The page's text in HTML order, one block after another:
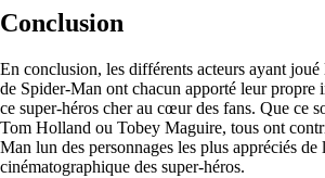
Conclusion
En conclusion, les différents acteurs ayant
de Spider-Man ont chacun apporté leur propre
ce super-héros cher au cœur des fans. Que ce
Tom Holland ou Tobey Maguire, tous ont
Man lun des personnages les plus appréciés de
cinématographique des super-héros.